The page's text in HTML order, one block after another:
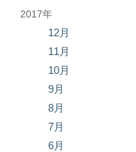
2017年
12月
11月
10月
9月
8月
7月
6月